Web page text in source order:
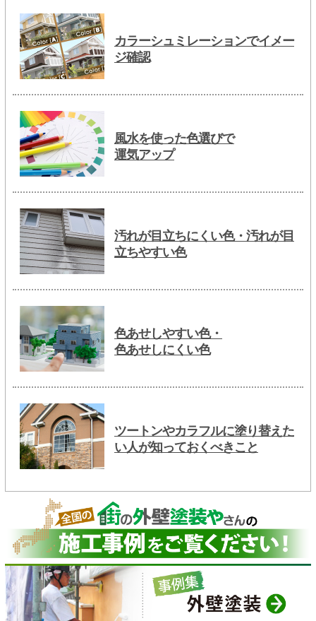
カラーシュミレーションでイメー
ジ確認
風水を使った色選びで
運気アップ
汚れが目立ちにくい色・汚れが目
立ちやすい色
色あせしやすい色・
色あせしにくい色
ツートンやカラフルに塗り替えた
い人が知っておくべきこと